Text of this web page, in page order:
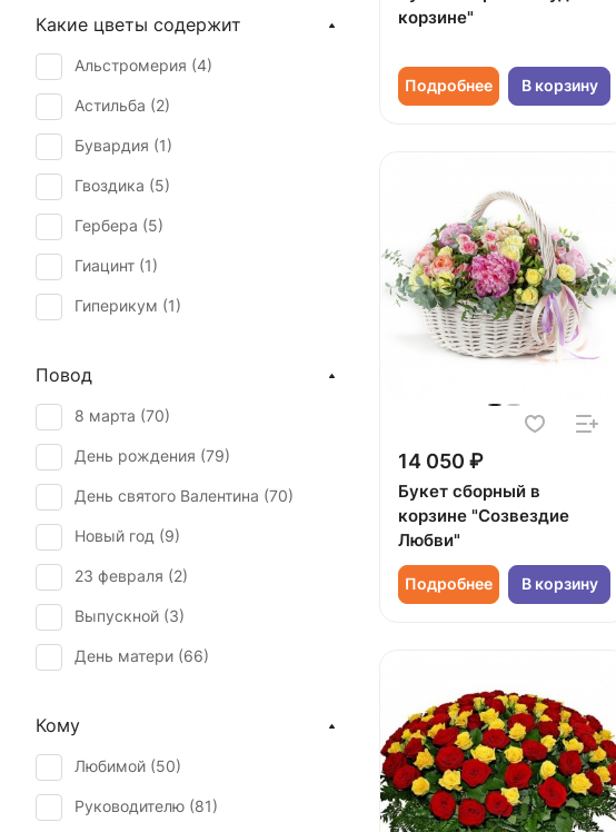
корзине"
Подробнее В корзину
14 050 ₽
Букет сборный в
корзине "Созвездие
Любви"
Подробнее В корзину
Какие цветы содержит
Альстромерия (4)
Астильба (2)
Бувардия (1)
Гвоздика (5)
Гербера (5)
Гиацинт (1)
Гиперикум (1)
Гортензия (
Лилия (1 )
Лимониум (1)
Маттиола (1 )
Озотамнус (1)
Орхидея (5
Пион (11)
Подсолнух (2 )
Повод
8 марта (70)
День рождения (79)
День святого Валентина (70)
Новый год (9)
23 февраля (2)
Выпускной (3)
День матери (66)
Пасха (
Первое свидание (
Рождение ребенка (
Кому
Любимой (50)
Руководителю (81)